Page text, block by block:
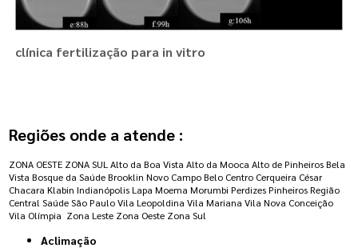
clínica fertilização para in vitro
Regiões onde a atende :
ZONA OESTE ZONA SUL Alto da Boa Vista Alto da Mooca Alto de Pinheiros Bela
Vista Bosque da Saúde Brooklin Novo Campo Belo Centro Cerqueira César
Chacara Klabin Indianópolis Lapa Moema Morumbi Perdizes Pinheiros Região
Central Saúde São Paulo Vila Leopoldina Vila Mariana Vila Nova Conceição
Vila Olímpia Zona Leste Zona Oeste Zona Sul
Aclimação